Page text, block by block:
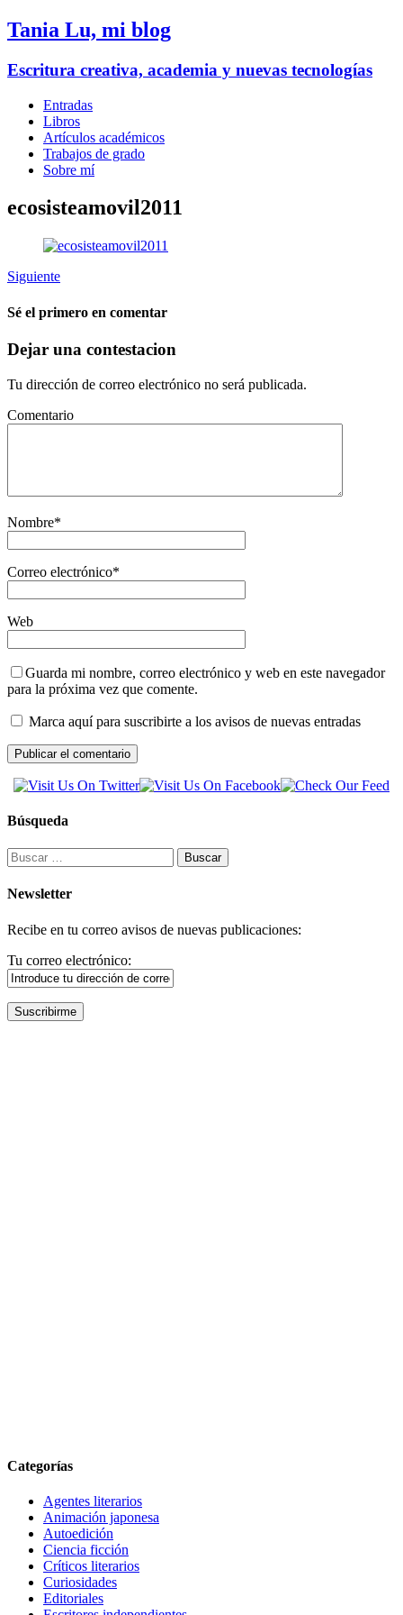
Tania Lu, mi blog
Escritura creativa, academia y nuevas tecnologías
Entradas
Libros
Artículos académicos
Trabajos de grado
Sobre mí
ecosisteamovil2011
Siguiente
Sé el primero en comentar
Dejar una contestacion
Tu dirección de correo electrónico no será publicada.
Comentario
Nombre*
Correo electrónico*
Web
Guarda mi nombre, correo electrónico y web en este navegador
para la próxima vez que comente.
Marca aquí para suscribirte a los avisos de nuevas entradas
Búsqueda
Buscar:
Newsletter
Recibe en tu correo avisos de nuevas publicaciones:
Tu correo electrónico:
Categorías
Agentes literarios
Animación japonesa
Autoedición
Ciencia ficción
Críticos literarios
Curiosidades
Editoriales